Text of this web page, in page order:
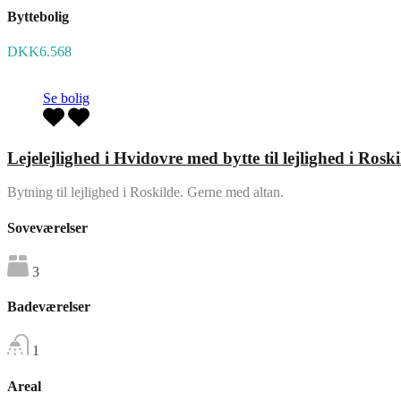
Byttebolig
DKK6.568
Se bolig
Lejelejlighed i Hvidovre med bytte til lejlighed i
Bytning til lejlighed i Roskilde. Gerne med altan.
Soveværelser
3
Badeværelser
1
Areal